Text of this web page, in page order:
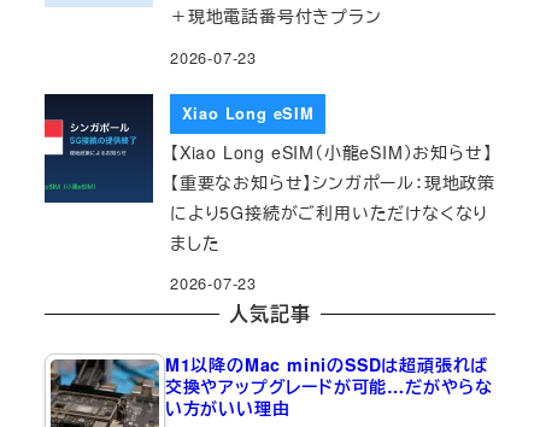
＋現地電話番号付きプラン
2026-07-23
Xiao Long eSIM
【Xiao Long eSIM（小龍eSIM）お知らせ】
【重要なお知らせ】シンガポール：現地政策
により5G接続がご利用いただけなくなり
ました
2026-07-23
人気記事
M1以降のMac miniのSSDは超頑張れば
交換やアップグレードが可能…だがやらな
い方がいい理由